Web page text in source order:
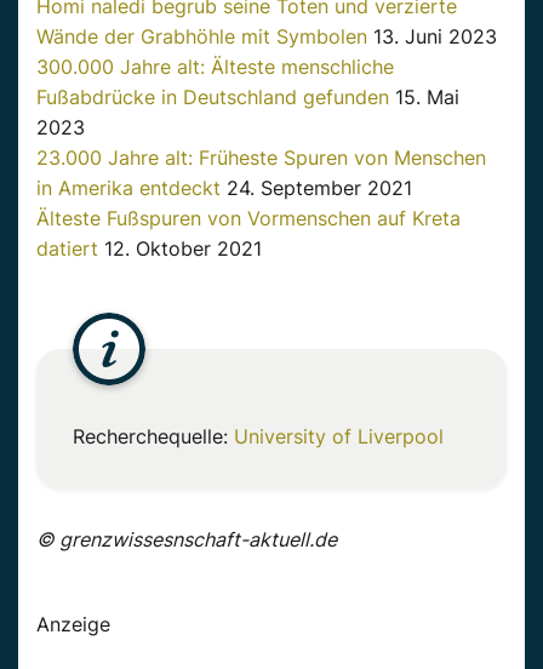
Homi naledi begrub seine Toten und verzierte
Wände der Grabhöhle mit Symbolen 13. Juni 2023
300.000 Jahre alt: Älteste menschliche
Fußabdrücke in Deutschland gefunden 15. Mai
2023
23.000 Jahre alt: Früheste Spuren von Menschen
in Amerika entdeckt 24. September 2021
Älteste Fußspuren von Vormenschen auf Kreta
datiert 12. Oktober 2021
Recherchequelle: University of Liverpool
© grenzwissesnschaft-aktuell.de
Anzeige